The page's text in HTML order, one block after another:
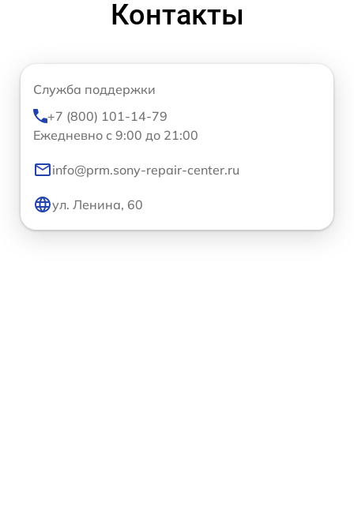
Контакты
Служба поддержки
+7 (800) 101-14-79
Ежедневно с 9:00 до 21:00
info@prm.sony-repair-center.ru
ул. Ленина, 60